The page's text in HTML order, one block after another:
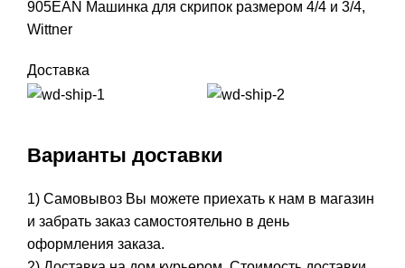
905EAN Машинка для скрипок размером 4/4 и 3/4,
Wittner
Доставка
Варианты доставки
1) Самовывоз Вы можете приехать к нам в магазин
и забрать заказ самостоятельно в день
оформления заказа.